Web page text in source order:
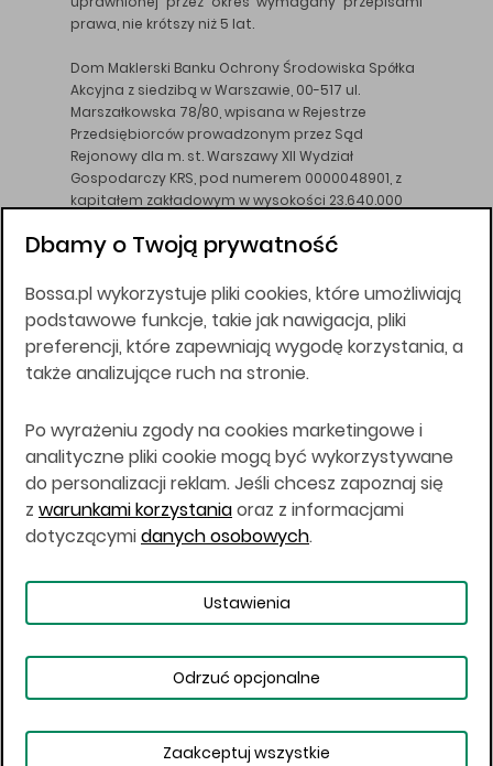
prawa, nie krótszy niż 5 lat.
Dom Maklerski Banku Ochrony Środowiska Spółka
Akcyjna z siedzibą w Warszawie, 00-517 ul.
Marszałkowska 78/80, wpisana w Rejestrze
Przedsiębiorców prowadzonym przez Sąd
Rejonowy dla m. st. Warszawy XII Wydział
Gospodarczy KRS, pod numerem 0000048901, z
kapitałem zakładowym w wysokości 23.640.000
DM BOŚ działa na podstawie zezwolenia KNF z dnia
Wszelkie informacje na niniejszej stronie w tym
informacje o produktach inwestycyjnych nie są
kierowane do osób mających miejsce
zamieszkania lub pobytu w Stanach
Japonii, ani w dowolnej innej jurysdykcji, w której
taki materiał byłby sprzeczny z prawem lub w
których zgodne z prawem nabycie produktów
inwestycyjnych nie jest możliwe lub w której nie
jest możliwe złożenie oferty. Prawa obowiązujące
w danej jurysdykcji określają, czy jest możliwe
nabycie poszczególnych produktów
Copyright © 2026 BOŚ | BOSSA.PL
Warunki korzystania
Dane osobowe
Dbamy o Twoją prywatność
Bossa.pl wykorzystuje pliki cookies, które umożliwiają
podstawowe funkcje, takie jak nawigacja, pliki
preferencji, które zapewniają wygodę korzystania, a
także analizujące ruch na stronie.
Po wyrażeniu zgody na cookies marketingowe i
analityczne pliki cookie mogą być wykorzystywane
do personalizacji reklam. Jeśli chcesz zapoznaj się
z warunkami korzystaniaoraz z informacjami
dotyczącymidanych osobowych.
Ustawienia
Odrzuć opcjonalne
Zaakceptuj wszystkie